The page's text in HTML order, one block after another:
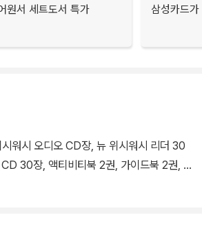
원서 세트도서 특가 삼성카드
워시 오디오 CD장, 뉴 위시워시 리더 30
30장, 액티비티북 2권, 가이드북 2권, 시